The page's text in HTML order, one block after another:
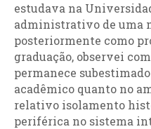
estudava na
administrativo de uma
posteriormente como
graduação, observei
permanece
acadêmico quanto no
relativo isolamento
periférica no sistema